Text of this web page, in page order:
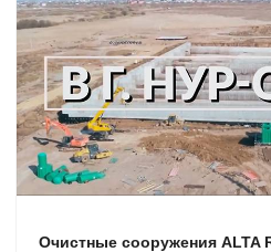
Очистные сооружения ALTA